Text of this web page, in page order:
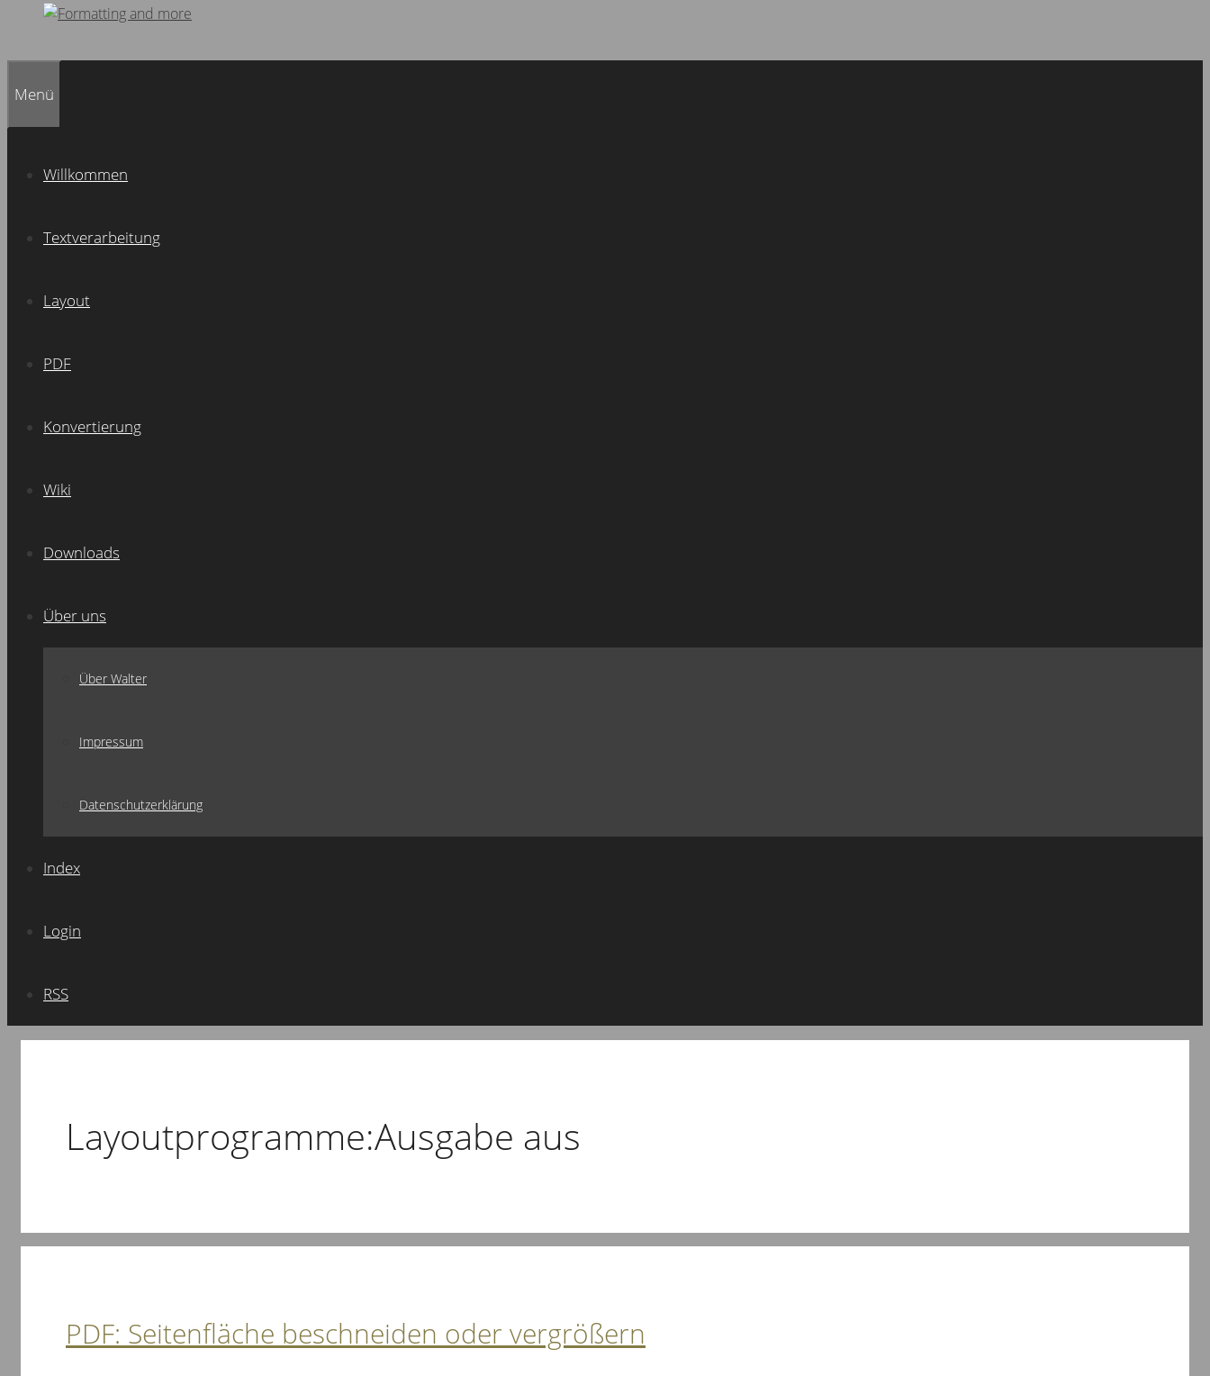
Menü
Willkommen
Textverarbeitung
Layout
PDF
Konvertierung
Wiki
Downloads
Über uns
Über Walter
Impressum
Datenschutzerklärung
Index
Login
RSS
Layoutprogramme:Ausgabe aus
PDF: Seitenfläche beschneiden oder vergrößern